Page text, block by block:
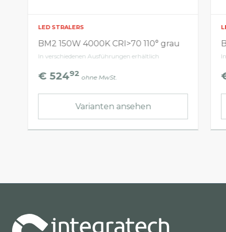
LED STRALERS
BM2 150W 4000K CRI>70 110° grau
In verschiedenen Ausführungen erhältlich
€ 52492 ohne MwSt.
Varianten ansehen